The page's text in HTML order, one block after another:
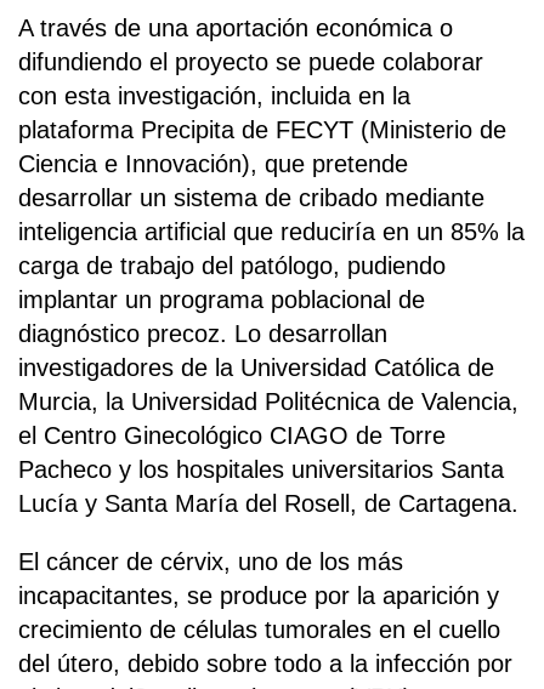
A través de una aportación económica o
difundiendo el proyecto se puede colaborar
con esta investigación, incluida en la
plataforma Precipita de FECYT (Ministerio de
Ciencia e Innovación), que pretende
desarrollar un sistema de cribado mediante
inteligencia artificial que reduciría en un 85% la
carga de trabajo del patólogo, pudiendo
implantar un programa poblacional de
diagnóstico precoz. Lo desarrollan
investigadores de la Universidad Católica de
Murcia, la Universidad Politécnica de Valencia,
el Centro Ginecológico CIAGO de Torre
Pacheco y los hospitales universitarios Santa
Lucía y Santa María del Rosell, de Cartagena.
El cáncer de cérvix, uno de los más
incapacitantes, se produce por la aparición y
crecimiento de células tumorales en el cuello
del útero, debido sobre todo a la infección por